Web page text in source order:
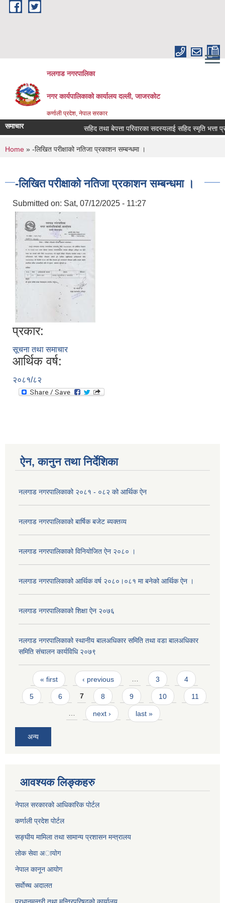
Skip to main content
नलगाड नगरपालिका
नगर कार्यपालिकाको कार्यालय दल्ली, जाजरकाेट
कर्णाली प्रदेश, नेपाल सरकार
समाचार सहिद तथा बेपत्ता परिवारका सदस्यलाई सहिद स्मृति भत्ता
You are here
Home » -लिखित परीक्षाको नतिजा प्रकाशन सम्बन्धमा ।
-लिखित परीक्षाको नतिजा प्रकाशन सम्बन्धमा ।
Submitted on: Sat, 07/12/2025 - 11:27
प्रकार:
सूचना तथा समाचार
आर्थिक वर्ष:
२०८१/८२
ऐन, कानुन तथा निर्देशिका
नलगाड नगरपालिकाको २०८१ - ०८२ को आर्थिक ऐन
नलगाड नगरपालिकाको बार्षिक बजेट ब्यक्तव्य
नलगाड नगरपालिकाको विनियोजित ऐन २०८० ।
नलगाड नगरपालिकाको आर्थिक वर्ष २०८०।०८१ मा बनेको आर्थिक ऐन ।
नलगाड नगरपालिकाको शिक्षा ऐन २०७६
नलगाड नगरपालिकाको स्थानीय बालअधिकार समिति तथा वडा बालअधिकार
समिति संचालन कार्यविधि २०७९
Pages
« first ‹ previous … 3 4
5 6 7 8 9 10 11
… next › last »
अन्य
आवश्यक लिङ्कहरु
नेपाल सरकारको आधिकारिक पोर्टल
कर्णाली प्रदेश पोर्टल
सङ्घीय मामिला तथा सामान्य प्रशासन मन्त्रालय
लाेक सेवा अायाेग
नेपाल कानून आयोग
सर्वाेच्च अदालत